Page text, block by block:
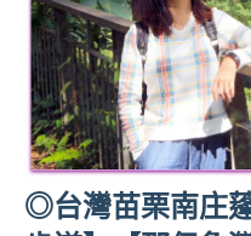
專
欄、
觀
光
局
合
作
達
◎台灣苗栗南庄